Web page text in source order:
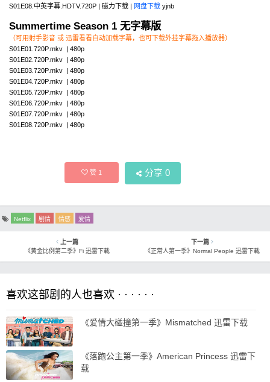
S01E08.中英字幕.HDTV.720P | 磁力下载 | 网盘下载 yjnb
Summertime Season 1 无字幕版
（可用射手影音 或 迅雷看看自动加载字幕，也可下载外挂字幕拖入播放器）
S01E01.720P.mkv | 480p
S01E02.720P.mkv | 480p
S01E03.720P.mkv | 480p
S01E04.720P.mkv | 480p
S01E05.720P.mkv | 480p
S01E06.720P.mkv | 480p
S01E07.720P.mkv | 480p
S01E08.720P.mkv | 480p
赞1 分享 0
Netflix 剧情 情感 爱情
上一篇
《黄金比例第二季》Fi 迅雷下载
下一篇
《正常人第一季》Normal People 迅雷下载
喜欢这部剧的人也喜欢 · · · · · ·
《爱情大碰撞第一季》Mismatched 迅雷下载
《落跑公主第一季》American Princess 迅雷下
载